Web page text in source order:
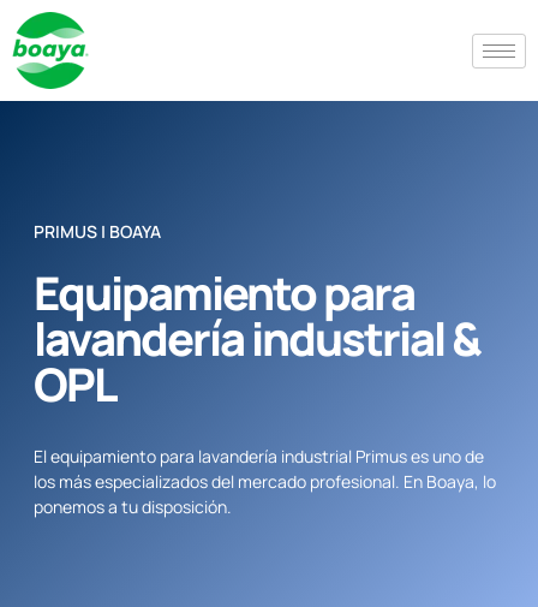
PRIMUS | BOAYA
Equipamiento para
lavandería industrial &
OPL
El equipamiento para lavandería industrial Primus es uno de
los más especializados del mercado profesional. En Boaya, lo
ponemos a tu disposición.